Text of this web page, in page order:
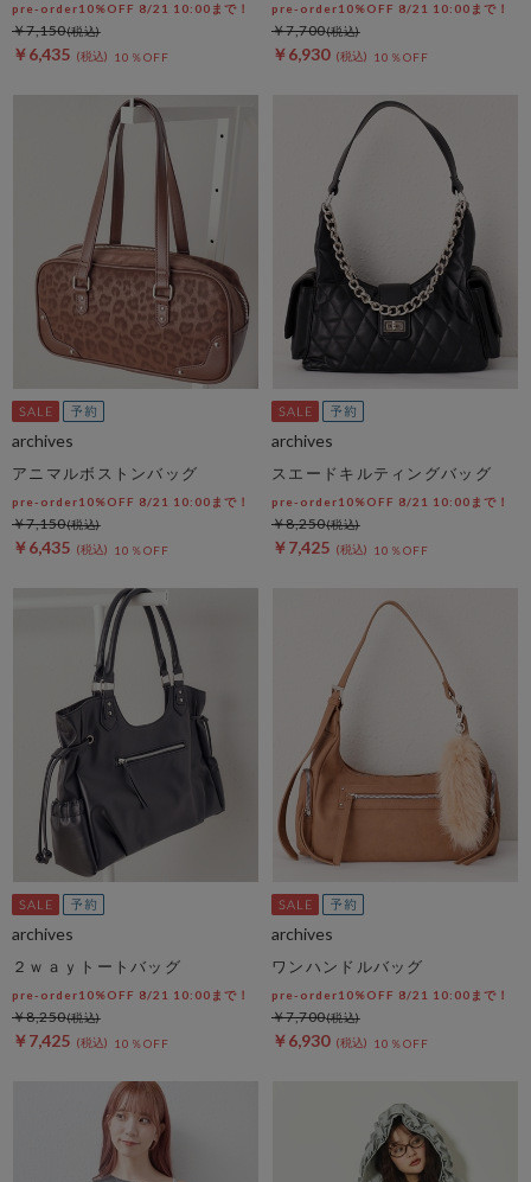
pre-order10%OFF 8/21 10:00まで！
￥7,150
￥6,435 10％OFF
pre-order10%OFF 8/21 10:00まで！
￥7,700
￥6,930 10％OFF
archives
アニマルボストンバッグ
pre-order10%OFF 8/21 10:00まで！
￥7,150
￥6,435 10％OFF
archives
スエードキルティングバッグ
pre-order10%OFF 8/21 10:00まで！
￥8,250
￥7,425 10％OFF
archives
２ｗａｙトートバッグ
pre-order10%OFF 8/21 10:00まで！
￥8,250
￥7,425 10％OFF
archives
ワンハンドルバッグ
pre-order10%OFF 8/21 10:00まで！
￥7,700
￥6,930 10％OFF